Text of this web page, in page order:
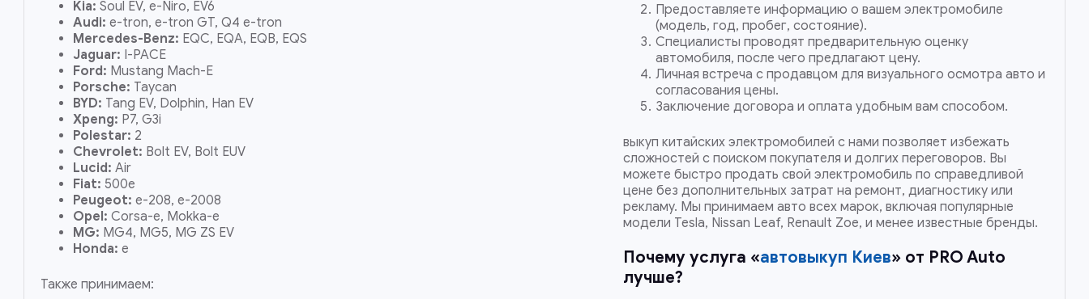
Kia: Soul EV, e-Niro, EV6
Audi: e-tron, e-tron GT, Q4 e-tron
Mercedes-Benz: EQC, EQA, EQB, EQS
Jaguar: I-PACE
Ford: Mustang Mach-E
Porsche: Taycan
BYD: Tang EV, Dolphin, Han EV
Xpeng: P7, G3i
Polestar: 2
Chevrolet: Bolt EV, Bolt EUV
Lucid: Air
Fiat: 500e
Peugeot: e-208, e-2008
Opel: Corsa-e, Mokka-e
MG: MG4, MG5, MG ZS EV
Honda: e
Также принимаем:
Предоставляете информацию о вашем электромобиле
(модель, год, пробег, состояние).
Специалисты проводят предварительную оценку
автомобиля, после чего предлагают цену.
Личная встреча с продавцом для визуального осмотра авто и
согласования цены.
Заключение договора и оплата удобным вам способом.
выкуп китайских электромобилей с нами позволяет избежать
сложностей с поиском покупателя и долгих переговоров. Вы
можете быстро продать свой электромобиль по справедливой
цене без дополнительных затрат на ремонт, диагностику или
рекламу. Мы принимаем авто всех марок, включая популярные
модели Tesla, Nissan Leaf, Renault Zoe, и менее известные бренды.
Почему услуга «автовыкуп Киев» от PRO Auto
лучше?